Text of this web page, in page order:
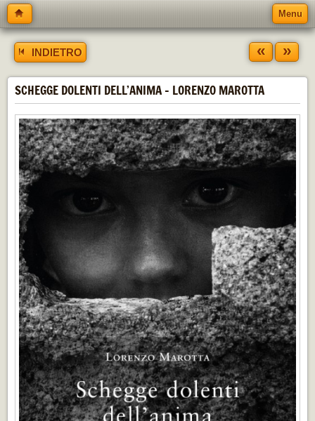
Menu
INDIETRO « »
SCHEGGE DOLENTI DELL’ANIMA - LORENZO MAROTTA